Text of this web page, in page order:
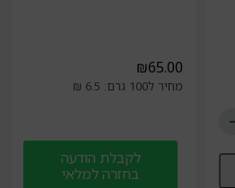
₪65.00
מחיר ל100 גרם: 6.5 ₪
לקבלת הודעה
בחזרה למלאי